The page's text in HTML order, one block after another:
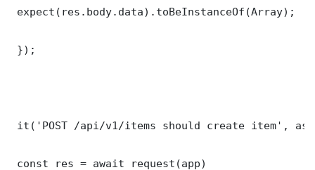
expect(res.body.data).toBeInstanceOf(Array);
});
it('POST /api/v1/items should create item',
const res = await request(app)